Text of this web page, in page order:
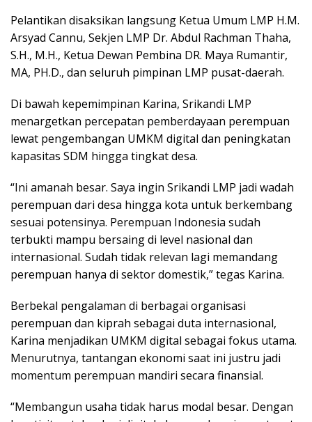
Pelantikan disaksikan langsung Ketua Umum LMP H.M.
Arsyad Cannu, Sekjen LMP Dr. Abdul Rachman Thaha,
S.H., M.H., Ketua Dewan Pembina DR. Maya Rumantir,
MA, PH.D., dan seluruh pimpinan LMP pusat-daerah.
Di bawah kepemimpinan Karina, Srikandi LMP
menargetkan percepatan pemberdayaan perempuan
lewat pengembangan UMKM digital dan peningkatan
kapasitas SDM hingga tingkat desa.
“Ini amanah besar. Saya ingin Srikandi LMP jadi wadah
perempuan dari desa hingga kota untuk berkembang
sesuai potensinya. Perempuan Indonesia sudah
terbukti mampu bersaing di level nasional dan
internasional. Sudah tidak relevan lagi memandang
perempuan hanya di sektor domestik,” tegas Karina.
Berbekal pengalaman di berbagai organisasi
perempuan dan kiprah sebagai duta internasional,
Karina menjadikan UMKM digital sebagai fokus utama.
Menurutnya, tantangan ekonomi saat ini justru jadi
momentum perempuan mandiri secara finansial.
“Membangun usaha tidak harus modal besar. Dengan